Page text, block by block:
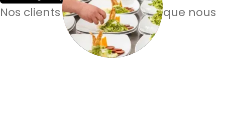
Nos clients en parlent mieux que nous